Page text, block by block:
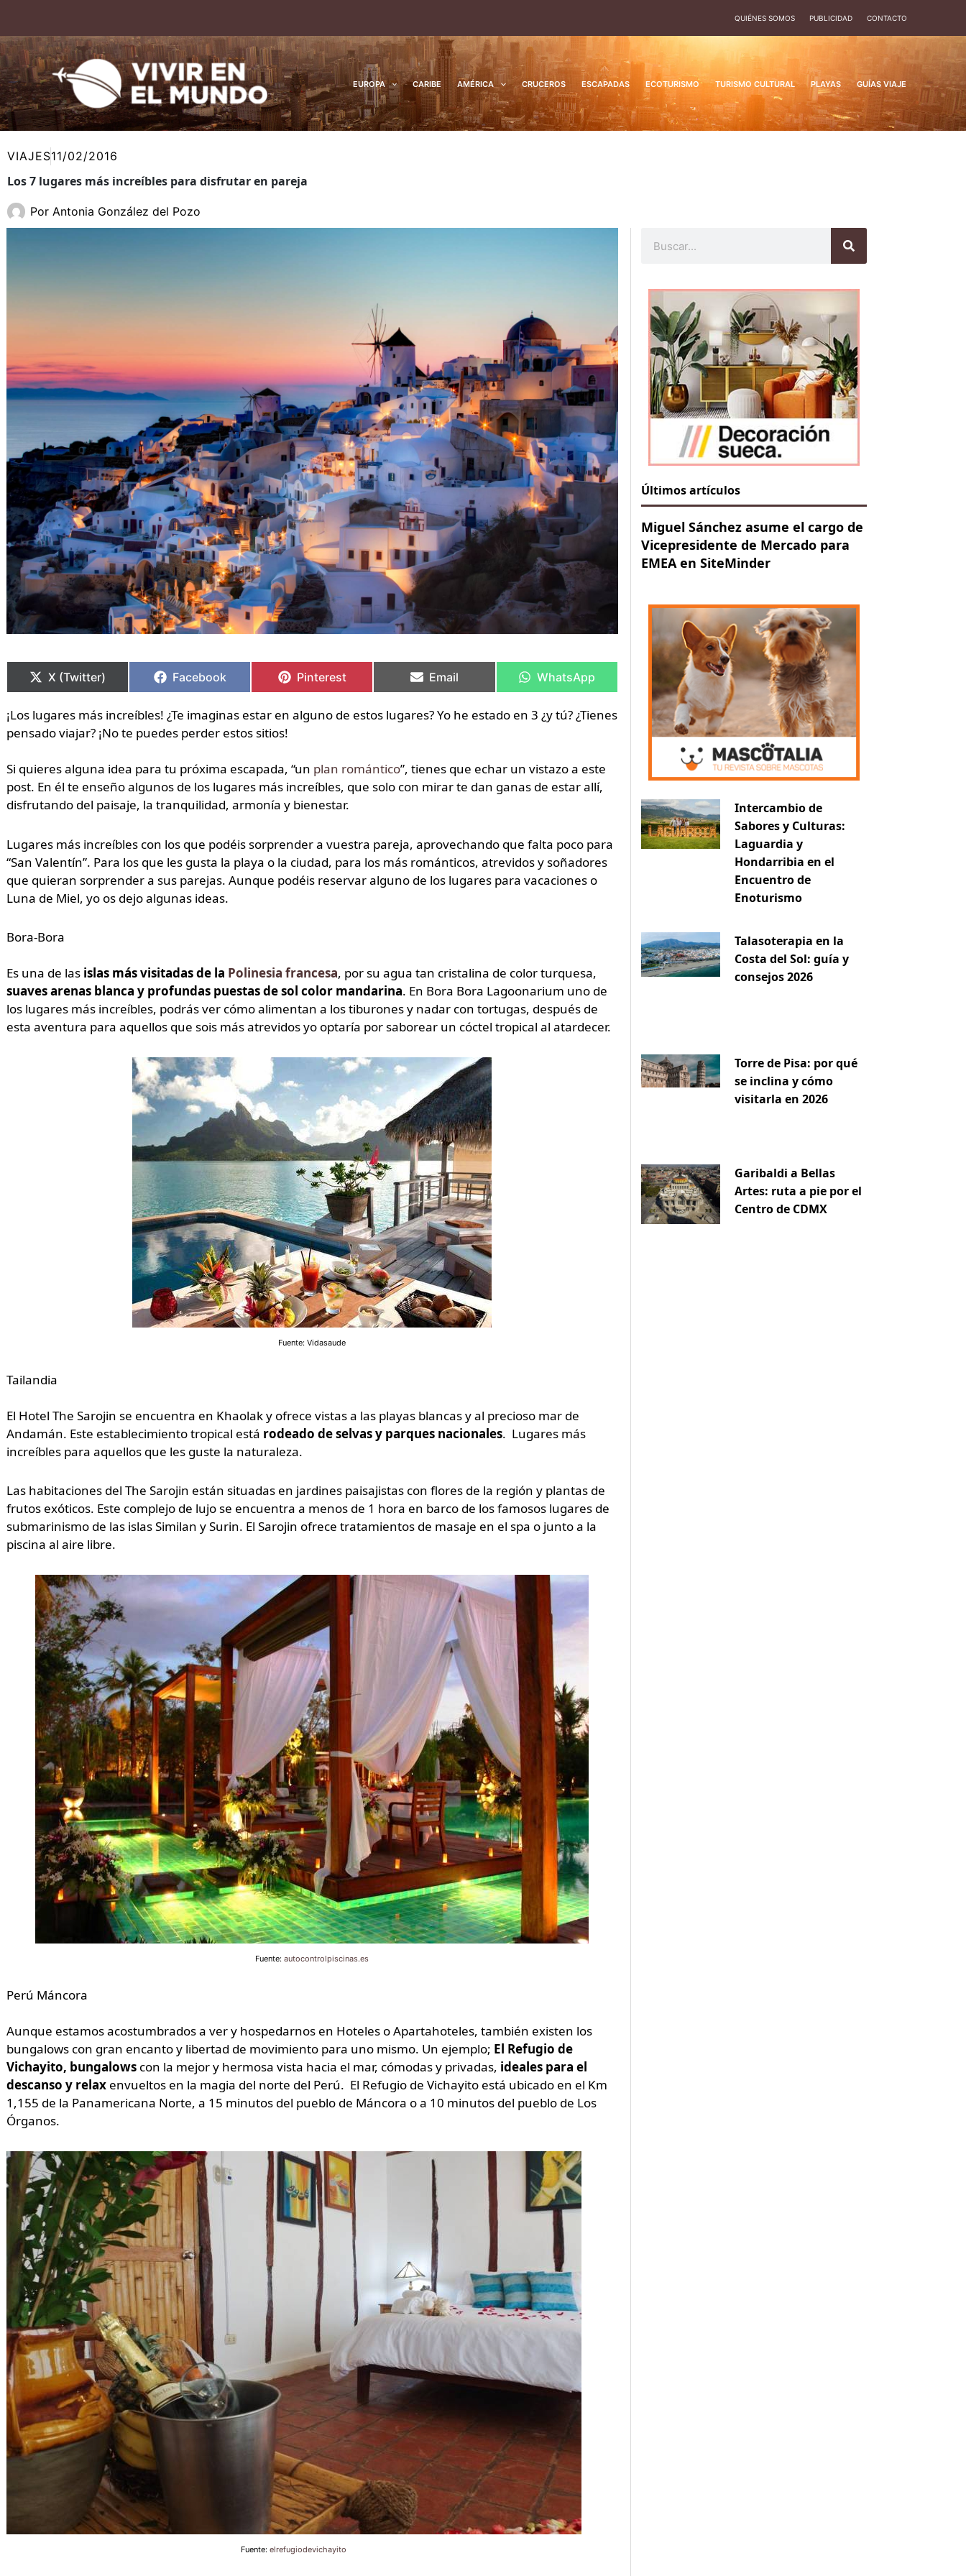
contenido
QUIÉNES SOMOS PUBLICIDAD CONTACTO
EUROPA CARIBE AMÉRICA CRUCEROS ESCAPADAS ECOTURISMO TURISMO CULTURAL PLAYAS GUÍAS VIAJE
VIAJES11/02/2016
Los 7 lugares más increíbles para disfrutar en pareja
Por Antonia González del Pozo
en
X (Twitter)
en
Facebook
en
Pinterest
en
Email
en
WhatsApp
¡Los lugares más increíbles! ¿Te imaginas estar en alguno de estos lugares? Yo he estado en 3 ¿y tú? ¿Tienes
pensado viajar? ¡No te puedes perder estos sitios!
Si quieres alguna idea para tu próxima escapada, “un plan romántico”, tienes que echar un vistazo a este
post. En él te enseño algunos de los lugares más increíbles, que solo con mirar te dan ganas de estar allí,
disfrutando del paisaje, la tranquilidad, armonía y bienestar.
Lugares más increíbles con los que podéis sorprender a vuestra pareja, aprovechando que falta poco para
“San Valentín”. Para los que les gusta la playa o la ciudad, para los más románticos, atrevidos y soñadores
que quieran sorprender a sus parejas. Aunque podéis reservar alguno de los lugares para vacaciones o
Luna de Miel, yo os dejo algunas ideas.
Bora-Bora
Es una de las islas más visitadas de la Polinesia francesa, por su agua tan cristalina de color turquesa,
suaves arenas blanca y profundas puestas de sol color mandarina. En Bora Bora Lagoonarium uno de
los lugares más increíbles, podrás ver cómo alimentan a los tiburones y nadar con tortugas, después de
esta aventura para aquellos que sois más atrevidos yo optaría por saborear un cóctel tropical al atardecer.
Fuente: Vidasaude
Tailandia
El Hotel The Sarojin se encuentra en Khaolak y ofrece vistas a las playas blancas y al precioso mar de
Andamán. Este establecimiento tropical está rodeado de selvas y parques nacionales. Lugares más
increíbles para aquellos que les guste la naturaleza.
Las habitaciones del The Sarojin están situadas en jardines paisajistas con flores de la región y plantas de
frutos exóticos. Este complejo de lujo se encuentra a menos de 1 hora en barco de los famosos lugares de
submarinismo de las islas Similan y Surin. El Sarojin ofrece tratamientos de masaje en el spa o junto a la
piscina al aire libre.
Fuente:autocontrolpiscinas.es
Perú Máncora
Aunque estamos acostumbrados a ver y hospedarnos en Hoteles o Apartahoteles, también existen los
bungalows con gran encanto y libertad de movimiento para uno mismo. Un ejemplo; El Refugio de
Vichayito, bungalowscon la mejor y hermosa vista hacia el mar, cómodas y privadas, ideales para el
descanso y relaxenvueltos en la magia del norte del Perú. El Refugio de Vichayito está ubicado en el Km
1,155 de la Panamericana Norte, a 15 minutos del pueblo de Máncora o a 10 minutos del pueblo de Los
Órganos.
Fuente:elrefugiodevichayito
en
en
en
en
en
Últimos artículos
Miguel Sánchez asume el cargo de
Vicepresidente de Mercado para
EMEA en SiteMinder
Intercambio de
Sabores y Culturas:
Laguardia y
Hondarribia en el
Encuentro de
Enoturismo
Talasoterapia en la
Costa del Sol: guía y
consejos 2026
Torre de Pisa: por qué
se inclina y cómo
visitarla en 2026
Garibaldi a Bellas
Artes: ruta a pie por el
Centro de CDMX